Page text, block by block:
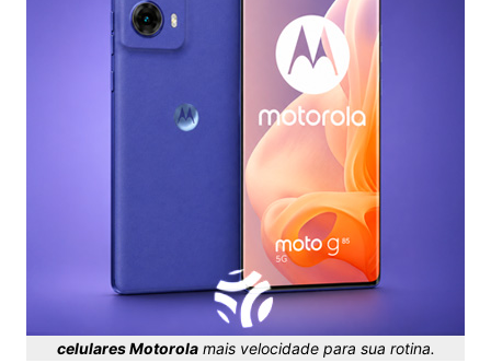
celulares Motorola mais velocidade para sua rotina.